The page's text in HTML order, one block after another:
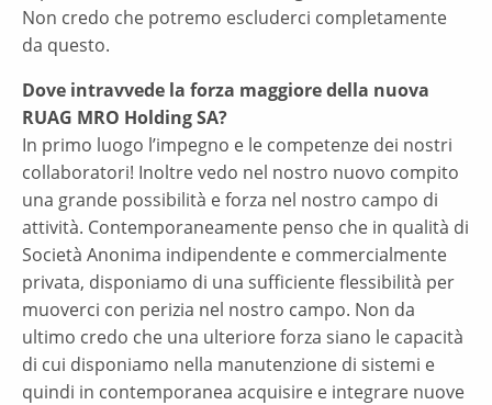
Non credo che potremo escluderci completamente
da questo.
Dove intravvede la forza maggiore della nuova
RUAG MRO Holding SA?
In primo luogo l’impegno e le competenze dei nostri
collaboratori! Inoltre vedo nel nostro nuovo compito
una grande possibilità e forza nel nostro campo di
attività. Contemporaneamente penso che in qualità di
Società Anonima indipendente e commercialmente
privata, disponiamo di una sufficiente flessibilità per
muoverci con perizia nel nostro campo. Non da
ultimo credo che una ulteriore forza siano le capacità
di cui disponiamo nella manutenzione di sistemi e
quindi in contemporanea acquisire e integrare nuove